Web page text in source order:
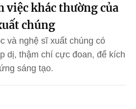
việc khác thường của
chúng
và nghệ sĩ xuất chúng có
dị, thậm chí cực đoan, để kích
sáng tạo.